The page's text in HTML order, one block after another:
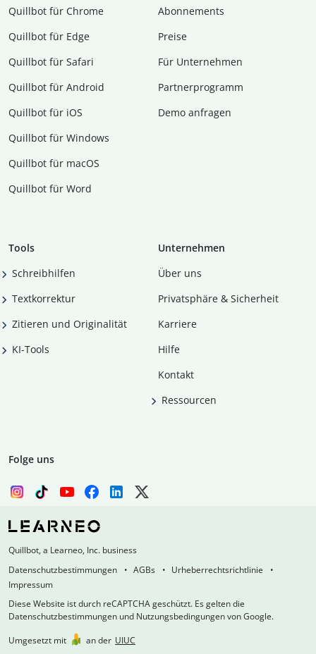
Quillbot für Chrome
Quillbot für Edge
Quillbot für Safari
Quillbot für Android
Quillbot für iOS
Quillbot für Windows
Quillbot für macOS
Quillbot für Word
Abon­ne­ments
Preise
Für Unternehmen
Partnerprogramm
Demo anfragen
Tools
Schreibhilfen
Textkorrektur
Zitieren und Originalität
KI-Tools
Unternehmen
Über uns
Privatsphäre & Sicherheit
Karriere
Hilfe
Kontakt
Ressourcen
Folge uns
Quillbot, a Learneo, Inc. business
Datenschutzbestimmungen
AGBs
Urheberrechtsrichtlinie
Impressum
Diese Website ist durch reCAPTCHA geschützt. Es gelten die
Datenschutzbestimmungen und Nutzungsbedingungen von Google.
Umgesetzt mit
an der UIUC